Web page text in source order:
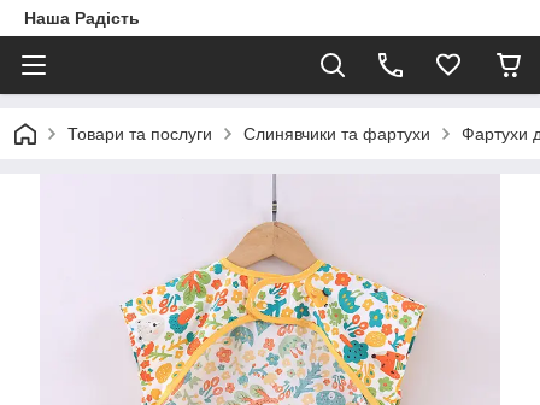
Наша Радість
Товари та послуги Слинявчики та фартухи Фартухи